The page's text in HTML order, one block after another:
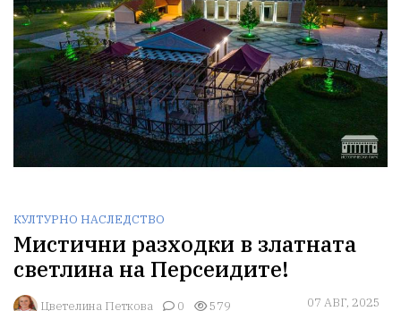
КУЛТУРНО НАСЛЕДСТВО
Мистични разходки в златната
светлина на Персеидите!
Цветелина Петкова 0 579 07 АВГ, 2025